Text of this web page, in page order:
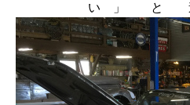
い 」 と 連